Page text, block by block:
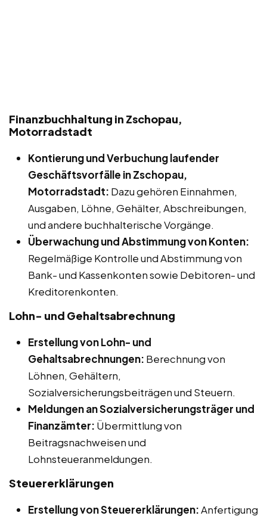
Finanzbuchhaltung in Zschopau,
Motorradstadt
Kontierung und Verbuchung laufender
Geschäftsvorfälle in Zschopau,
Motorradstadt: Dazu gehören Einnahmen,
Ausgaben, Löhne, Gehälter, Abschreibungen,
und andere buchhalterische Vorgänge.
Überwachung und Abstimmung von Konten:
Regelmäßige Kontrolle und Abstimmung von
Bank- und Kassenkonten sowie Debitoren- und
Kreditorenkonten.
Lohn- und Gehaltsabrechnung
Erstellung von Lohn- und
Gehaltsabrechnungen: Berechnung von
Löhnen, Gehältern,
Sozialversicherungsbeiträgen und Steuern.
Meldungen an Sozialversicherungsträger und
Finanzämter: Übermittlung von
Beitragsnachweisen und
Lohnsteueranmeldungen.
Steuererklärungen
Erstellung von Steuererklärungen:Anfertigung